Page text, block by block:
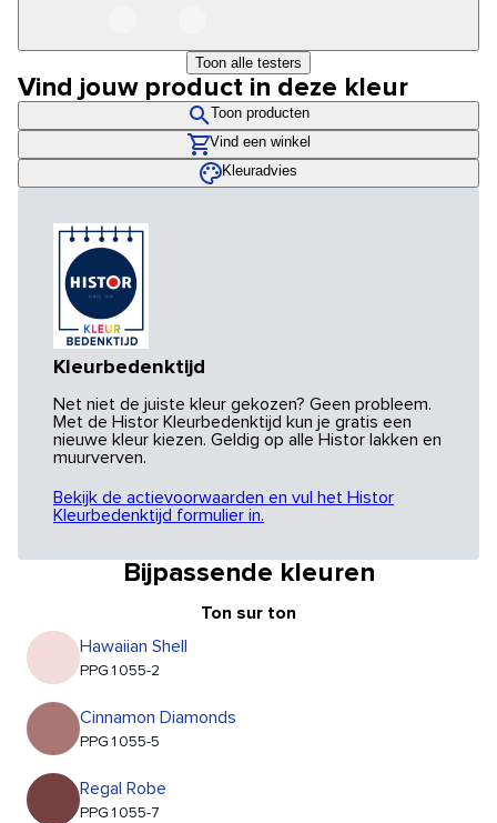
Toon alle testers
Vind jouw product in deze kleur
Toon producten
Vind een winkel
Kleuradvies
Kleurbedenktijd
Net niet de juiste kleur gekozen? Geen probleem.
Met de Histor Kleurbedenktijd kun je gratis een
nieuwe kleur kiezen. Geldig op alle Histor lakken en
muurverven.
Bekijk de actievoorwaarden en vul het Histor
Kleurbedenktijd formulier in.
Bijpassende kleuren
Ton sur ton
Hawaiian Shell
PPG1055-2
Cinnamon Diamonds
PPG1055-5
Regal Robe
PPG1055-7